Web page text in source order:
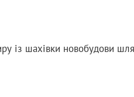
із шахівки новобудови